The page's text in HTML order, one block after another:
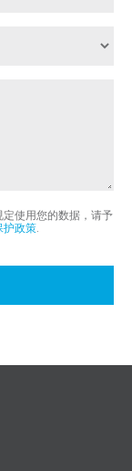
使用您的数据，请予
护政策.